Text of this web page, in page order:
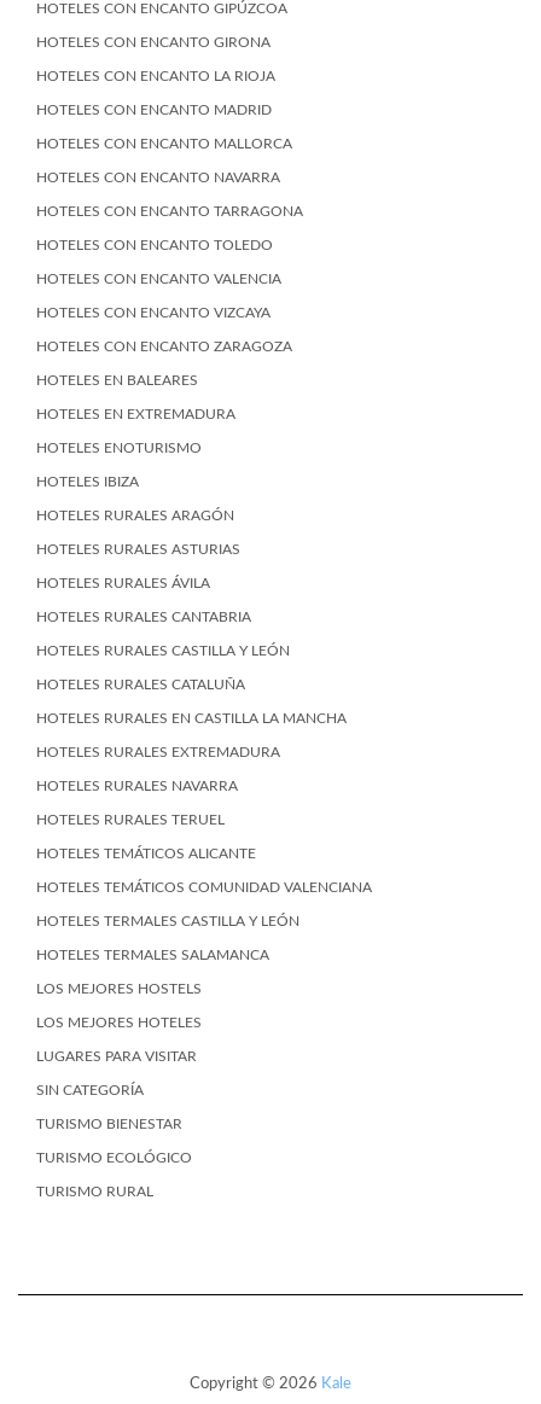
HOTELES CON ENCANTO GIPÚZCOA
HOTELES CON ENCANTO GIRONA
HOTELES CON ENCANTO LA RIOJA
HOTELES CON ENCANTO MADRID
HOTELES CON ENCANTO MALLORCA
HOTELES CON ENCANTO NAVARRA
HOTELES CON ENCANTO TARRAGONA
HOTELES CON ENCANTO TOLEDO
HOTELES CON ENCANTO VALENCIA
HOTELES CON ENCANTO VIZCAYA
HOTELES CON ENCANTO ZARAGOZA
HOTELES EN BALEARES
HOTELES EN EXTREMADURA
HOTELES ENOTURISMO
HOTELES IBIZA
HOTELES RURALES ARAGÓN
HOTELES RURALES ASTURIAS
HOTELES RURALES ÁVILA
HOTELES RURALES CANTABRIA
HOTELES RURALES CASTILLA Y LEÓN
HOTELES RURALES CATALUÑA
HOTELES RURALES EN CASTILLA LA MANCHA
HOTELES RURALES EXTREMADURA
HOTELES RURALES NAVARRA
HOTELES RURALES TERUEL
HOTELES TEMÁTICOS ALICANTE
HOTELES TEMÁTICOS COMUNIDAD VALENCIANA
HOTELES TERMALES CASTILLA Y LEÓN
HOTELES TERMALES SALAMANCA
LOS MEJORES HOSTELS
LOS MEJORES HOTELES
LUGARES PARA VISITAR
SIN CATEGORÍA
TURISMO BIENESTAR
TURISMO ECOLÓGICO
TURISMO RURAL
Copyright © 2026 Kale